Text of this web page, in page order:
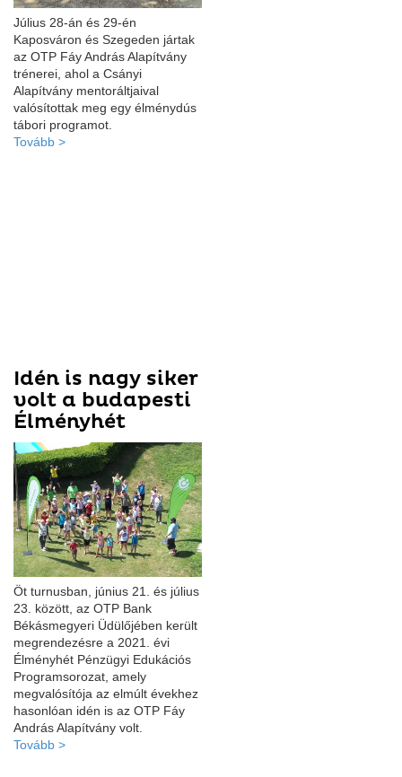
Július 28-án és 29-én
Kaposváron és Szegeden jártak
az OTP Fáy András Alapítvány
trénerei, ahol a Csányi
Alapítvány mentoráltjaival
valósítottak meg egy élménydús
tábori programot.
Tovább >
Idén is nagy siker
volt a budapesti
Élményhét
Öt turnusban, június 21. és július
23. között, az OTP Bank
Békásmegyeri Üdülőjében került
megrendezésre a 2021. évi
Élményhét Pénzügyi Edukációs
Programsorozat, amely
megvalósítója az elmúlt évekhez
hasonlóan idén is az OTP Fáy
András Alapítvány volt.
Tovább >